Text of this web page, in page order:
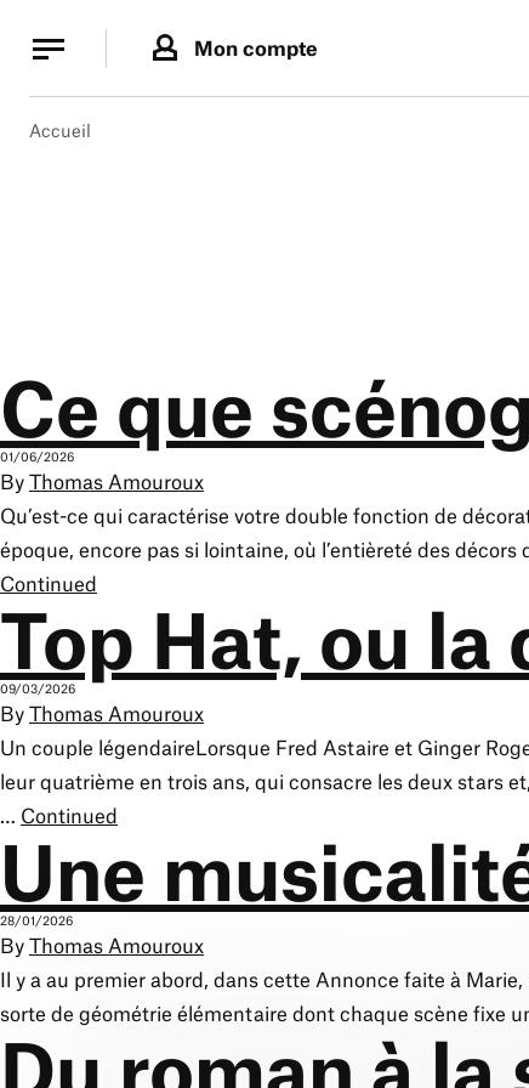
Mon compte
Accueil
Ce que
01/06/2026
ByThomas Amouroux
Qu’est-ce qui caractérise votre double fonction de
époque, encore pas si lointaine, où l’entièreté des
Continued
Top Hat, ou la
09/03/2026
ByThomas Amouroux
Un couple légendaireLorsque Fred Astaire et Ginger
leur quatrième en trois ans, qui consacre les deux stars
… Continued
Une
28/01/2026
ByThomas Amouroux
Il y a au premier abord, dans cette Annonce faite à
sorte de géométrie élémentaire dont chaque scène fixe